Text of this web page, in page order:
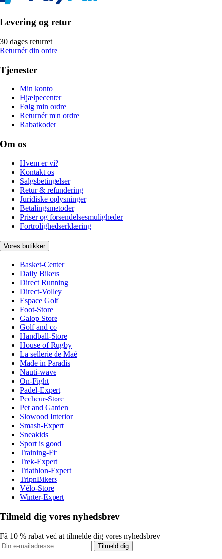
Levering og retur
30 dages returret
Returnér din ordre
Tjenester
Min konto
Hjælpecenter
Følg min ordre
Returnér min ordre
Rabatkoder
Om os
Hvem er vi?
Kontakt os
Salgsbetingelser
Retur & refundering
Juridiske oplysninger
Betalingsmetoder
Priser og forsendelsesmuligheder
Fortrolighedserklæring
Vores butikker
Basket-Center
Daily Bikers
Direct Running
Direct-Volley
Espace Golf
Foot-Store
Galop Store
Golf and co
Handball-Store
House of Rugby
La sellerie de Maé
Made in Paradis
Nauti-wave
On-Fight
Padel-Expert
Pecheur-Store
Pet and Garden
Slowood Interior
Smash-Expert
Sneakids
Sport is good
Training-Fit
Trek-Expert
Triathlon-Expert
TripnBikers
Vélo-Store
Winter-Expert
Tilmeld dig vores nyhedsbrev
Få 10 % rabat ved at tilmelde dig vores nyhedsbrev
Tilmeld dig